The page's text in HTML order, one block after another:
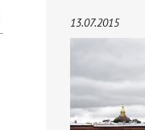
13.07.2015